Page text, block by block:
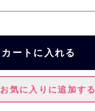
カートに入れる
お気に入りに追加する